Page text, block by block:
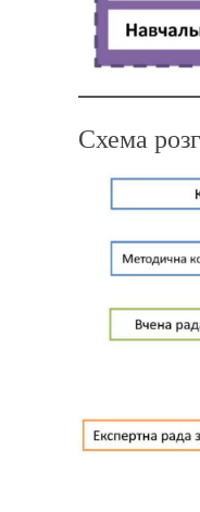
Схема